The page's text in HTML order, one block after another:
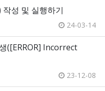
성 및 실행하기
24-03-14
([ERROR] Incorrect
23-12-08